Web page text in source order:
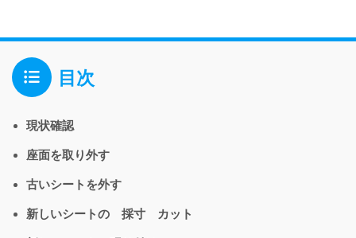
目次
現状確認
座面を取り外す
古いシートを外す
新しいシートの 採寸 カット